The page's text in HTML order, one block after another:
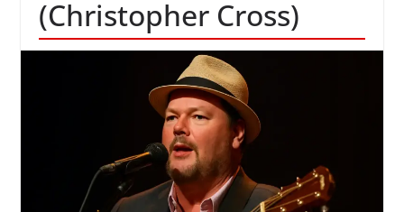
(Christopher Cross)